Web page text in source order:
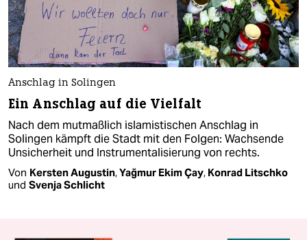
Anschlag in Solingen
Ein Anschlag auf die Vielfalt
Nach dem mutmaßlich islamistischen Anschlag in
Solingen kämpft die Stadt mit den Folgen: Wachsende
Unsicherheit und Instrumentalisierung von rechts.
Von Kersten Augustin,Yağmur Ekim Çay, Konrad Litschko
und Svenja Schlicht